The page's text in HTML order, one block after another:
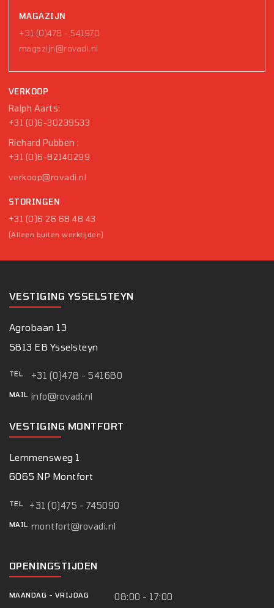
MAGAZIJN
+31 (0)478 - 541970
magazijn@rovadi.nl
VERKOOP
Ralph Aarts:
+31 (0)6-30239533
Richard Pubben :
+31 (0)6-82140299
verkoop@rovadi.nl
STORINGEN
+31 (0)6 26 68 48 43
(Alleen buiten werktijden)
VESTIGING YSSELSTEYN
Agrobaan 13
5813 EB Ysselsteyn
TEL +31 (0)478 - 541680
MAIL info@rovadi.nl
VESTIGING MONTFORT
Lemmensweg 1
6065 NP Montfort
TEL +31 (0)475 - 745090
MAIL montfort@rovadi.nl
OPENINGSTIJDEN
MAANDAG - VRIJDAG 08:00 - 17:00